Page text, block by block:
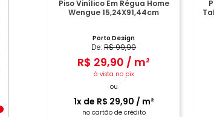
Piso Vinílico Em Régua Home
Wengue 15,24X91,44cm
Porto Design
De:R$99,90
R$ 29,90 / m²
à vista no pix
ou
1x de R$ 29,90 / m²
no cartão de crédito